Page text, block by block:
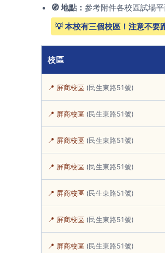
🧭 地點： 參考附件各校區試場平
💡 本校有三個校區！注意不要
校區
📍 屏商校區 (民生東路51號)
📍 屏商校區 (民生東路51號)
📍 屏商校區 (民生東路51號)
📍 屏商校區 (民生東路51號)
📍 屏商校區 (民生東路51號)
📍 屏商校區 (民生東路51號)
📍 屏商校區 (民生東路51號)